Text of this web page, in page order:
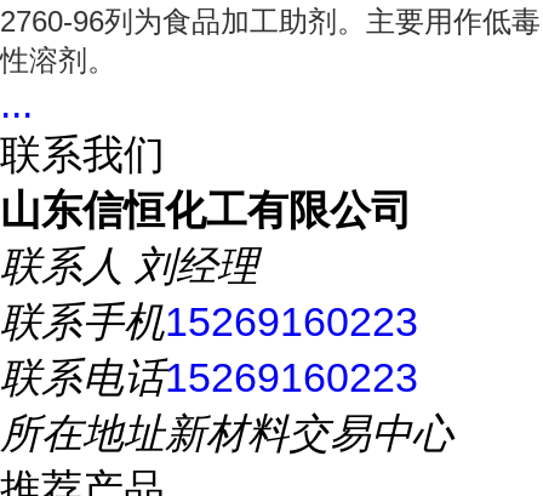
2760-96列为食品加工助剂。主要用作低毒
性溶剂。
...
联系我们
山东信恒化工有限公司
联系人 刘经理
联系手机15269160223
联系电话15269160223
所在地址新材料交易中心